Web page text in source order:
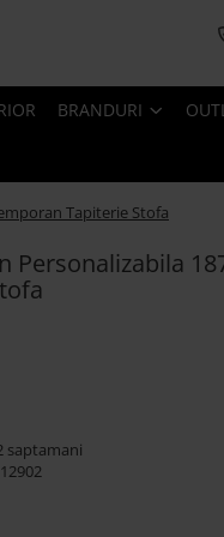
BRANDURI
Tapiterie Stofa
Personalizabila
saptamani
12902